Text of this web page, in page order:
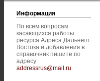
Информация
По всем вопросам
касающихся работы
ресурса Адреса Дальнего
Востока и добавления в
справочник пишите по
адресу
addressrus@mail.ru.